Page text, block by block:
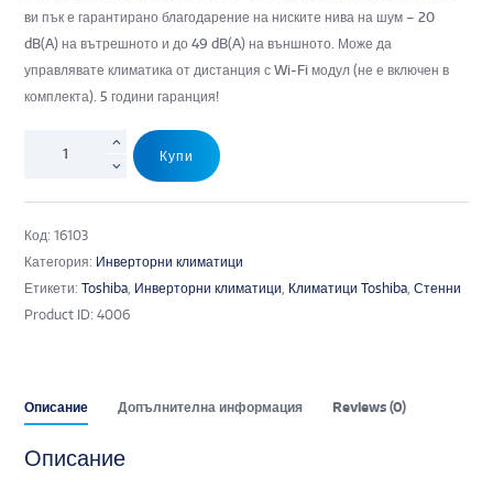
ви пък е гарантирано благодарение на ниските нива на шум – 20
dB(A) на вътрешното и до 49 dB(A) на външното. Може да
управлявате климатика от дистанция с Wi-Fi модул (не е включен в
комплекта). 5 години гаранция!
Купи
Код:16103
Категория: Инверторни климатици
Етикети:Toshiba, Инверторни климатици, Климатици Toshiba,Стенни
Product ID:4006
Описание Допълнителна информация Reviews (0)
Описание